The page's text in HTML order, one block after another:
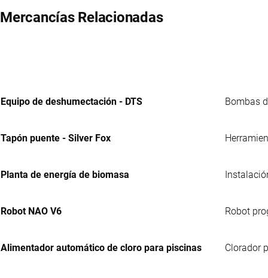
Mercancías Relacionadas
Equipo de deshumectación - DTS Bombas
Tapón puente - Silver Fox
Planta de energía de biomasa
Robot NAO V6 Robot
Alimentador automático de cloro para piscinas Clorador